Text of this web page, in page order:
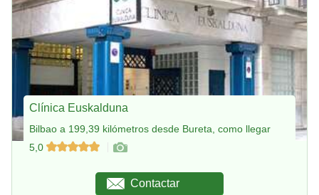
Clínica Euskalduna
Bilbao a 199,39 kilómetros desde Bureta, como llegar
5,0
Contactar